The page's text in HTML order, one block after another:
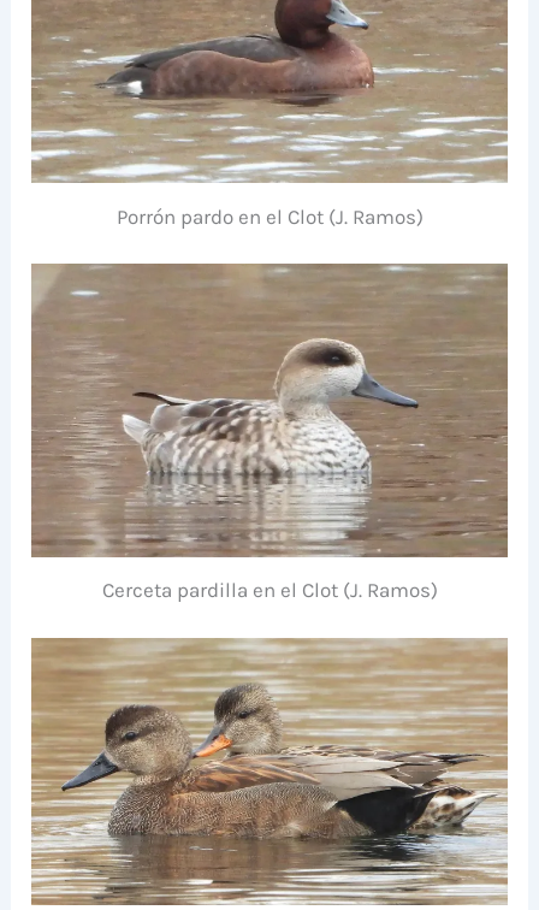
Porrón pardo en el Clot (J. Ramos)
Cerceta pardilla en el Clot (J. Ramos)